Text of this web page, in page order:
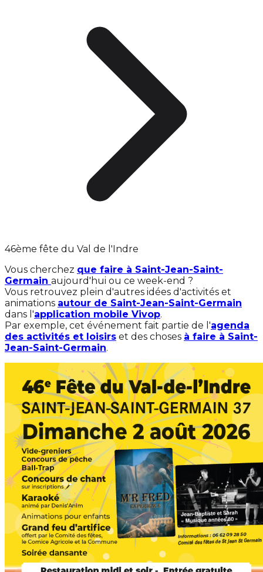
46ème fête du Val de l'Indre
Vous cherchez que faire à Saint-Jean-Saint-
Germain aujourd'hui ou ce week-end ?
Vous retrouvez plein d'autres idées d'activités et
animations autour de Saint-Jean-Saint-Germain
dans l'application mobile Vivop.
Par exemple, cet événement fait partie de l'agenda
des activités et loisirs et des choses à faire à Saint-
Jean-Saint-Germain.